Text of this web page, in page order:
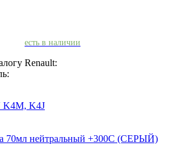
есть в наличии
Renault:
K4M, K4J
70мл нейтральный +300С (СЕРЫЙ)